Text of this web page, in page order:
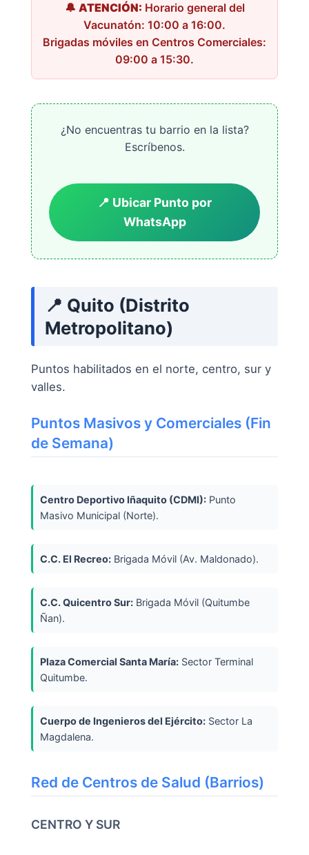
🔔 ATENCIÓN: Horario general del
Vacunatón: 10:00 a 16:00.
Brigadas móviles en Centros Comerciales:
09:00 a 15:30.
¿No encuentras tu barrio en la lista?
Escríbenos.
📍 Ubicar Punto por
WhatsApp
📍 Quito (Distrito
Metropolitano)
Puntos habilitados en el norte, centro, sur y
valles.
Puntos Masivos y Comerciales (Fin
de Semana)
Centro Deportivo Iñaquito (CDMI): Punto
Masivo Municipal (Norte).
C.C. El Recreo: Brigada Móvil (Av. Maldonado).
C.C. Quicentro Sur: Brigada Móvil (Quitumbe
Ñan).
Plaza Comercial Santa María: Sector Terminal
Quitumbe.
Cuerpo de Ingenieros del Ejército: Sector La
Magdalena.
Red de Centros de Salud (Barrios)
CENTRO Y SUR